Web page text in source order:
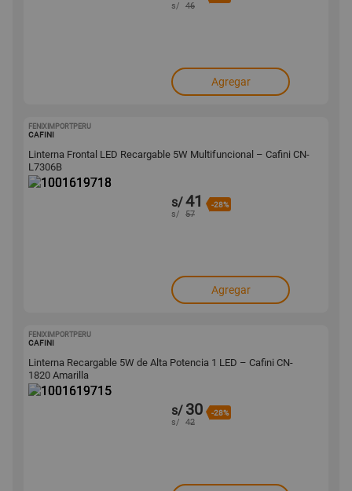
s/ 46
Agregar
FENIXIMPORTPERU
CAFINI
Linterna Frontal LED Recargable 5W Multifuncional – Cafini CN-
L7306B
s/41 -28%
s/ 57
Agregar
FENIXIMPORTPERU
CAFINI
Linterna Recargable 5W de Alta Potencia 1 LED – Cafini CN-
1820 Amarilla
s/ 30 -28%
s/ 42